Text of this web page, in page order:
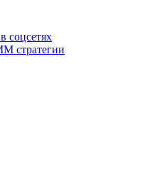
соцсетях
стратегии